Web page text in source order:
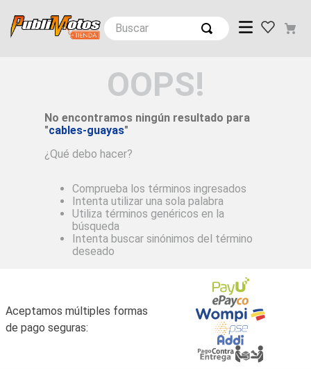
Buscar
OOPS!
No encontramos ningún resultado para
"cables-guayas"
¿Qué debo hacer?
Comprueba los términos ingresados
Intenta utilizar una sola palabra
Utiliza términos genéricos en la
búsqueda
Intenta buscar sinónimos del término
deseado
Aceptamos múltiples formas
de pago seguras: